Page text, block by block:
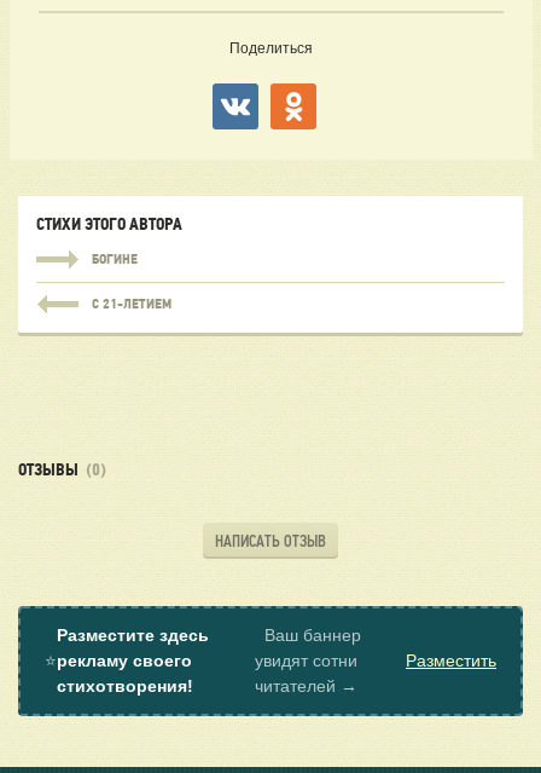
Поделиться
СТИХИ ЭТОГО АВТОРА
БОГИНЕ
С 21-ЛЕТИЕМ
ОТЗЫВЫ (0)
НАПИСАТЬ ОТЗЫВ
⭐
Разместите здесь
рекламу своего
стихотворения!
Ваш баннер
увидят сотни
читателей →
Разместить